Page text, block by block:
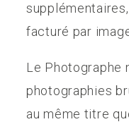
facturé par
Le Photographe
photographies
au même titre